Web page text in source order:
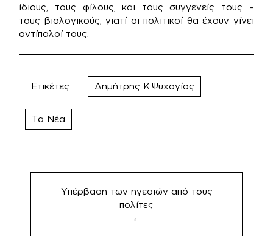
ίδιους, τους φίλους, και τους συγγενείς τους –
τους βιολογικούς, γιατί οι πολιτικοί θα έχουν γίνει
αντίπαλοί τους.
Ετικέτες Δημήτρης Κ.Ψυχογίος
Τα Νέα
Πλοήγηση
άρθρωνΥπέρβαση των ηγεσιών από τους
πολίτες
←